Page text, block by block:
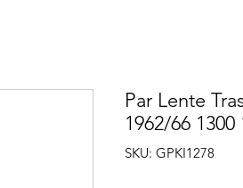
Par Lente
1962/66
SKU: GPKI1278